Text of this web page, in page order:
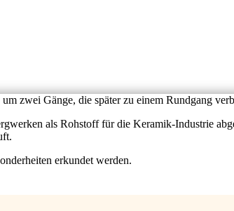
zwei Gänge, die später zu einem Rundgang
als Rohstoff für die Keramik-Industrie
erkundet werden.